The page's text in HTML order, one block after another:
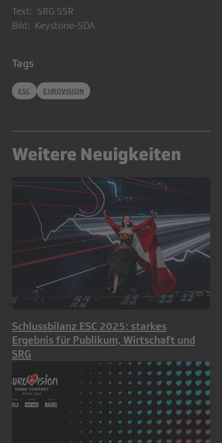
Text: SRG SSR
Bild: Keystone-SDA
Tags
ESC EUROVISION
Weitere Neuigkeiten
Schlussbilanz ESC 2025: starkes
Ergebnis für Publikum, Wirtschaft und
SRG